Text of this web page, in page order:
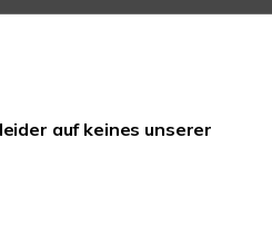
auf keines unserer